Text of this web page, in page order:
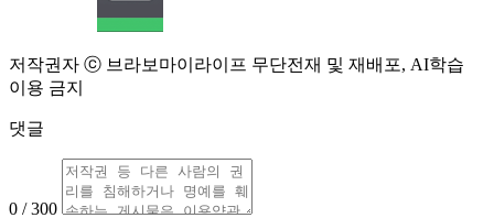
저작권자 ⓒ 브라보마이라이프 무단전재 및 재배포, AI학습
이용 금지
댓글
0 / 300